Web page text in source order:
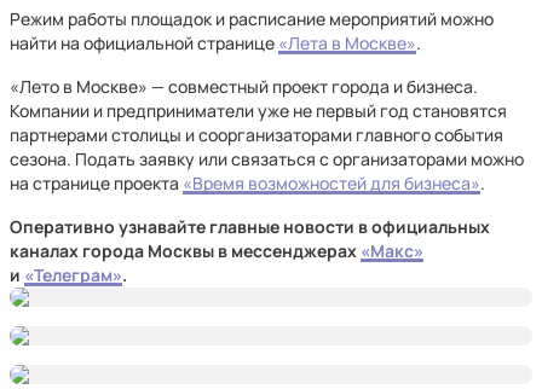
Режим работы площадок и расписание мероприятий можно
найти на официальной странице «Лета в Москве».
«Лето в Москве» — совместный проект города и бизнеса.
Компании и предприниматели уже не первый год становятся
партнерами столицы и соорганизаторами главного события
сезона. Подать заявку или связаться с организаторами можно
на странице проекта «Время возможностей для бизнеса».
Оперативно узнавайте главные новости в официальных
каналах города Москвы в мессенджерах «Макс»
и «Телеграм».